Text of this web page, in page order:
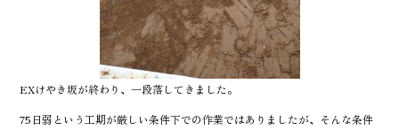
EXけやき坂が終わり、一段落してきました。
75日弱という工期が厳しい条件下での作業ではありましたが、そんな条件